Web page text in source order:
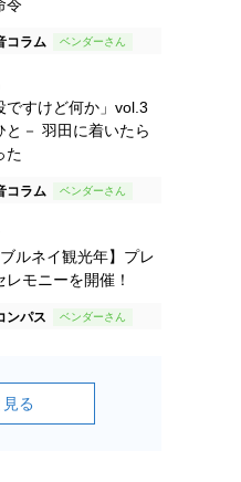
令
コラム
ですけど何か」vol.3
と－ 羽田に着いたら
た
コラム
ブルネイ観光年】プレ
レモニーを開催！
ンパス
る